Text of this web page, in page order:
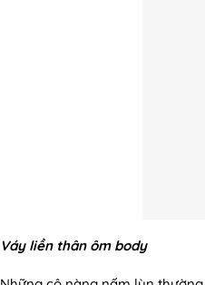
Váy liền thân ôm body